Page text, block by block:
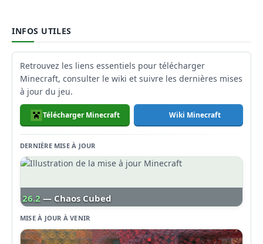
INFOS UTILES
Retrouvez les liens essentiels pour télécharger
Minecraft, consulter le wiki et suivre les dernières mises
à jour du jeu.
Télécharger Minecraft Wiki Minecraft
DERNIÈRE MISE À JOUR
26.2 — Chaos Cubed
MISE À JOUR À VENIR